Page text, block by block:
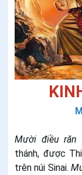
Mười điều răn
thánh, được
trênnúi Sinai.